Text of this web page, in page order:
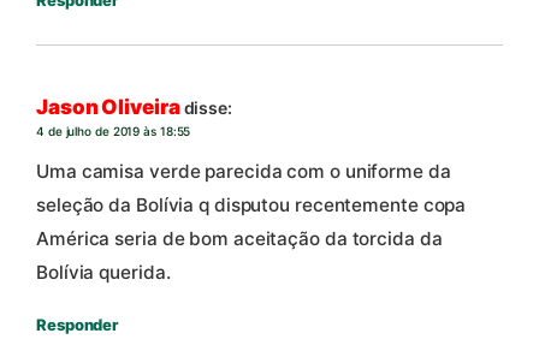
Jason Oliveiradisse:
4 de julho de 2019 às 18:55
Uma camisa verde parecida com o uniforme da
seleção da Bolívia q disputou recentemente copa
América seria de bom aceitação da torcida da
Bolívia querida.
Responder